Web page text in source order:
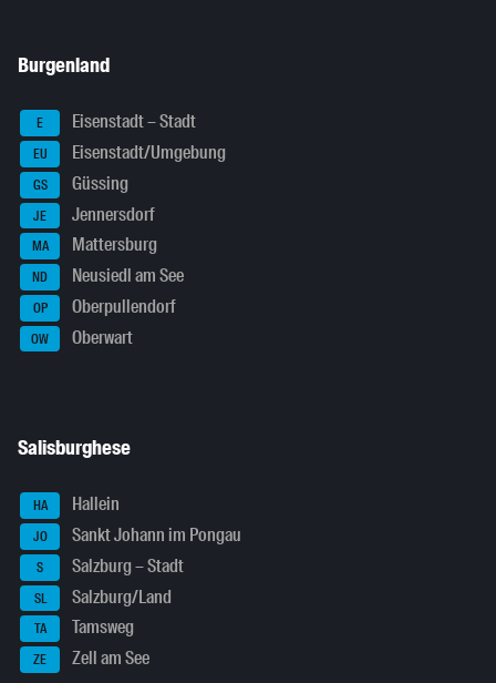
Burgenland
E Eisenstadt – Stadt
EU Eisenstadt/Umgebung
GS Güssing
JE Jennersdorf
MA Mattersburg
ND Neusiedl am See
OP Oberpullendorf
OW Oberwart
Salisburghese
HA Hallein
JO Sankt Johann im Pongau
S Salzburg – Stadt
SL Salzburg/Land
TA Tamsweg
ZE Zell am See